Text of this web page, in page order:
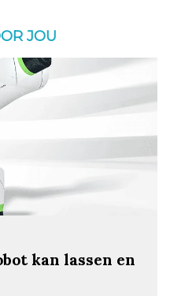
JOU
kan lassen en